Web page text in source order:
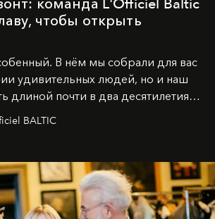
команда L'Officiel Baltic
чтобы открыть
В нём мы собрали для вас
удивительных людей, но и наш
длиной почти в два десятилетия.
подведения итогов мы от всей
каждому, кто был с нами все
пожеланиями и теплом, ваша
Baltic .
BALTIC